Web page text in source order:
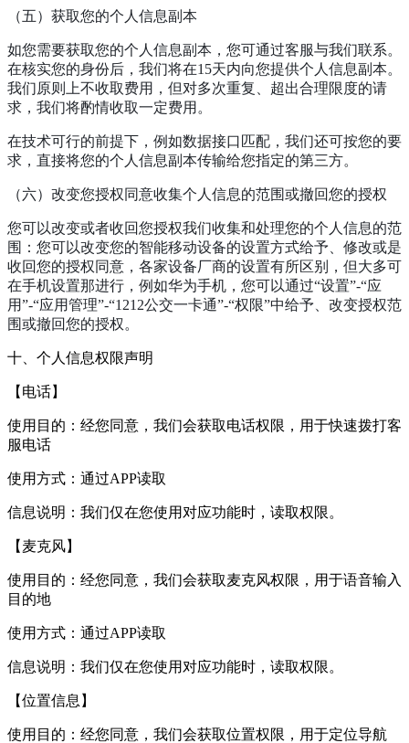
（五）获取您的个人信息副本
如您需要获取您的个人信息副本，您可通过客服与我们联系。
在核实您的身份后，我们将在15天内向您提供个人信息副本。
我们原则上不收取费用，但对多次重复、超出合理限度的请
求，我们将酌情收取一定费用。
在技术可行的前提下，例如数据接口匹配，我们还可按您的要
求，直接将您的个人信息副本传输给您指定的第三方。
（六）改变您授权同意收集个人信息的范围或撤回您的授权
您可以改变或者收回您授权我们收集和处理您的个人信息的范
围：您可以改变您的智能移动设备的设置方式给予、修改或是
收回您的授权同意，各家设备厂商的设置有所区别，但大多可
在手机设置那进行，例如华为手机，您可以通过“设置”-“应
用”-“应用管理”-“1212公交一卡通”-“权限”中给予、改变授权范
围或撤回您的授权。
十、个人信息权限声明
【电话】
使用目的：经您同意，我们会获取电话权限，用于快速拨打客
服电话
使用方式：通过APP读取
信息说明：我们仅在您使用对应功能时，读取权限。
【麦克风】
使用目的：经您同意，我们会获取麦克风权限，用于语音输入
目的地
使用方式：通过APP读取
信息说明：我们仅在您使用对应功能时，读取权限。
【位置信息】
使用目的：经您同意，我们会获取位置权限，用于定位导航